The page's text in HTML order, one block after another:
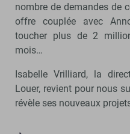
nombre de demandes de
offre couplée avec
toucher plus de 2
mois…
Isabelle Vrilliard, la
Louer, revient pour nous
révèle ses nouveaux